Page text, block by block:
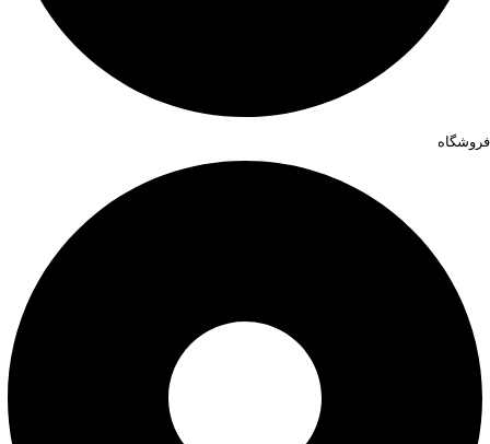
فروشگاه